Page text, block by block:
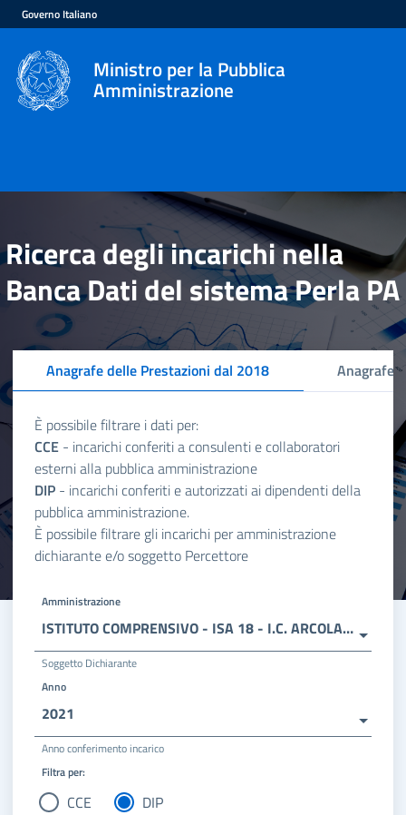
Governo Italiano
Ministro per la Pubblica
Amministrazione
Ricerca degli incarichi nella
Banca Dati del sistema Perla PA
Anagrafe delle Prestazioni dal 2018 Anagrafe
È possibile filtrare i dati per:
CCE - incarichi conferiti a consulenti e collaboratori
esterni alla pubblica amministrazione
DIP - incarichi conferiti e autorizzati ai dipendenti della
pubblica amministrazione.
È possibile filtrare gli incarichi per amministrazione
dichiarante e/o soggetto Percettore
Amministrazione
ISTITUTO COMPRENSIVO - ISA 18 - I.C. ARCOLA/AMEGLIA
Soggetto Dichiarante
Anno
2021
Anno conferimento incarico
Filtra per:
CCE DIP